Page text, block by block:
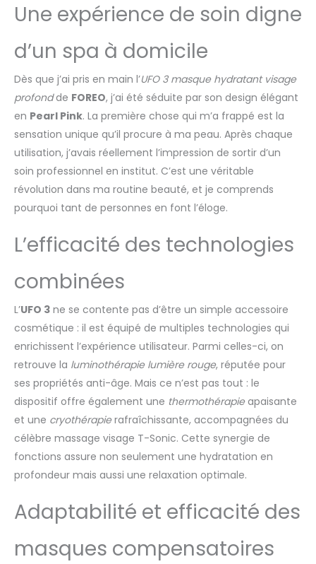
THERMOTHÉRAPIE :
masque hydratant
visage qui chauffe
illuminer le teint,
adoucir, préparer,
faciliter l'absorption
profonde des soins et
réduire le gaspillage.
THÉRAPIE LED À SPECTRE
COMPLET Avec 8
couleurs de
luminothérapie y
modes « Constant » et
« Pulse » affinent le
TRAITEMENTS
PRÉPROGRAMMÉS ET
MODE EASY Masque
visage femme activé
par UFO, 22 traitements
préprogrammés : 14
routines via l'appli + 8
manuellement
accessibles, préréglées
et faciles à utiliser.
Une expérience de soin digne
d’un spa à domicile
Dès que j’ai pris en main l’UFO 3 masque hydratant visage
profondde FOREO, j’ai été séduite par son design élégant
en Pearl Pink. La première chose qui m’a frappé est la
sensation unique qu’il procure à ma peau. Après chaque
utilisation, j’avais réellement l’impression de sortir d’un
soin professionnel en institut. C’est une véritable
révolution dans ma routine beauté, et je comprends
pourquoi tant de personnes en font l’éloge.
L’efficacité des technologies
combinées
L’UFO 3 ne se contente pas d’être un simple accessoire
cosmétique : il est équipé de multiples technologies qui
enrichissent l’expérience utilisateur. Parmi celles-ci, on
retrouve la luminothérapie lumière rouge, réputée pour
ses propriétés anti-âge. Mais ce n’est pas tout : le
dispositif offre également une thermothérapieapaisante
et une cryothérapierafraîchissante, accompagnées du
célèbre massage visage T-Sonic. Cette synergie de
fonctions assure non seulement une hydratation en
profondeur mais aussi une relaxation optimale.
Adaptabilité et efficacité des
masques compensatoires